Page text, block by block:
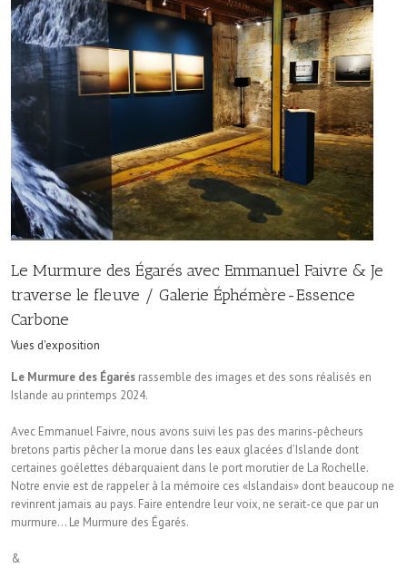
Le Murmure des Égarés avec Emmanuel Faivre & Je
traverse le fleuve / Galerie Éphémère-Essence
Carbone
Vues d'exposition
Le Murmure des Égarés rassemble des images et des sons réalisés en
Islande au printemps 2024.
Avec Emmanuel Faivre, nous avons suivi les pas des marins-pêcheurs
bretons partis pêcher la morue dans les eaux glacées d’Islande dont
certaines goélettes débarquaient dans le port morutier de La Rochelle.
Notre envie est de rappeler à la mémoire ces «Islandais» dont beaucoup ne
revinrent jamais au pays. Faire entendre leur voix, ne serait-ce que par un
murmure… Le Murmure des Égarés.
&